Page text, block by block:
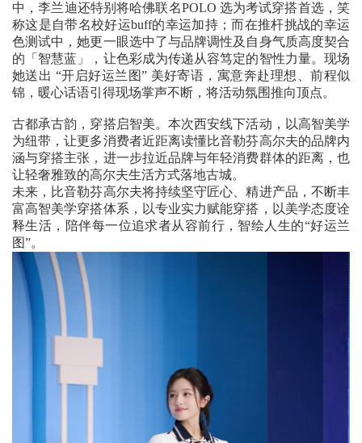
中，李兰迪还特别将哈佛联名POLO 选为考试穿搭首选，笑
称这是自带名校好运buff的幸运加持；而在推杆挑战的幸运
色测试中，她更一眼选中了与品牌调性及自身气质高度契合
的「智慧蓝」，让色彩成为传递从容笃定的智性力量。现场
她送出 “开启好运兰图” 美好寄语，寓意奔赴理想、前程似
锦，暖心话语引得现场掌声不断，将活动氛围推向顶点。
古都承古韵，穿搭启智美。本次西安线下活动，以高智美学
为纽带，让更多消费者近距离读懂比音勒芬高尔夫的品牌内
涵与穿搭主张，进一步拉近品牌与年轻消费群体的距离，也
让轻奢雅致的高尔夫生活方式落地古城。
未来，比音勒芬高尔夫将持续坚守匠心、精进产品，不断丰
富高智美学穿搭体系，以专业实力赋能穿搭，以美学态度诠
释生活，陪伴每一位追求者从容前行，智绘人生的“好运兰
图”。